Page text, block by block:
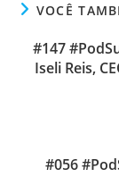
VOCÊ
#147
Iseli Reis,
#056